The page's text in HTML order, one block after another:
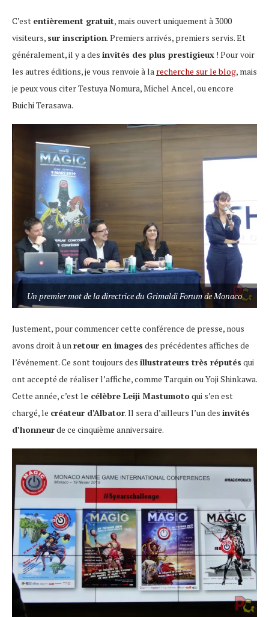
C’est entièrement gratuit, mais ouvert uniquement à 3000
visiteurs, sur inscription. Premiers arrivés, premiers servis. Et
généralement, il y a des invités des plus prestigieux ! Pour voir
les autres éditions, je vous renvoie à la recherche sur le blog, mais
je peux vous citer Testuya Nomura, Michel Ancel, ou encore
Buichi Terasawa.
Un premier mot de la directrice du Grimaldi Forum de Monaco
Justement, pour commencer cette conférence de presse, nous
avons droit à unretour en images des précédentes affiches de
l’événement. Ce sont toujours des illustrateurs très réputés qui
ont accepté de réaliser l’affiche, comme Tarquin ou Yoji Shinkawa.
Cette année, c’est le célèbre Leiji Mastumotoqui s’en est
chargé, le créateur d’Albator. Il sera d’ailleurs l’un des invités
d’honneurde ce cinquième anniversaire.